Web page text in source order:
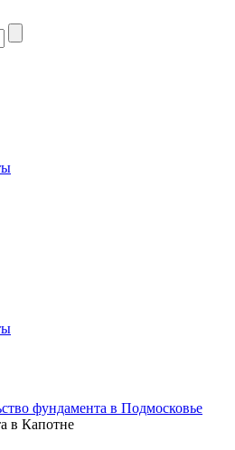
фундамента в Подмосковье
в Капотне